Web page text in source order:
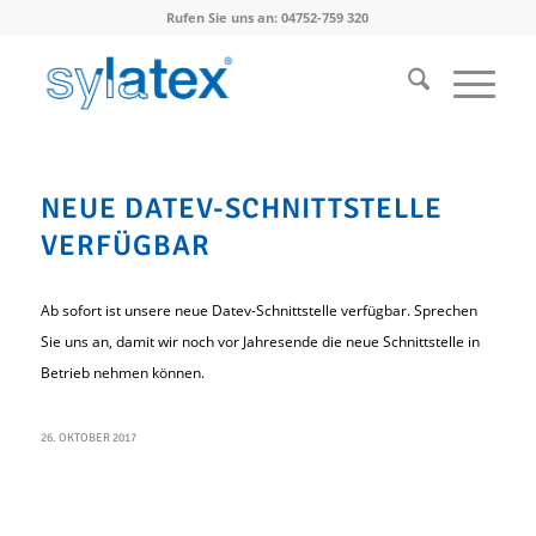
Rufen Sie uns an: 04752-759 320
NEUE DATEV-SCHNITTSTELLE
VERFÜGBAR
Ab sofort ist unsere neue Datev-Schnittstelle verfügbar. Sprechen
Sie uns an, damit wir noch vor Jahresende die neue Schnittstelle in
Betrieb nehmen können.
26. OKTOBER 2017